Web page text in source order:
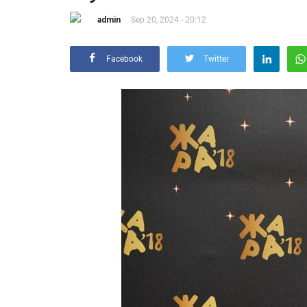
admin Sep 20, 2024 - 20:12
Facebook Twitter